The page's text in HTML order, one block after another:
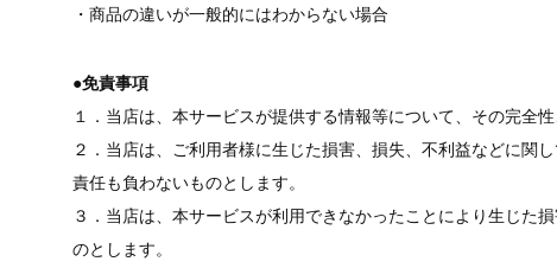
・商品の違いが一般的にはわからない場合
●免責事項
１．当店は、本サービスが提供する情報等について、その完全
２．当店は、ご利用者様に生じた損害、損失、不利益などに関
責任も負わないものとします。
３．当店は、本サービスが利用できなかったことにより生じた
のとします。